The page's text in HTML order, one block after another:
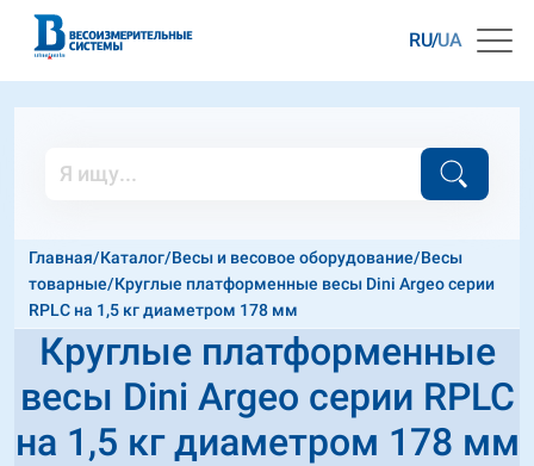
RU UA
Главная/Каталог/Весы и весовое оборудование/Весы
товарные/Круглые платформенные весы Dini Argeo серии
RPLC на 1,5 кг диаметром 178 мм
Круглые платформенные
весы Dini Argeo серии RPLC
на 1,5 кг диаметром 178 мм